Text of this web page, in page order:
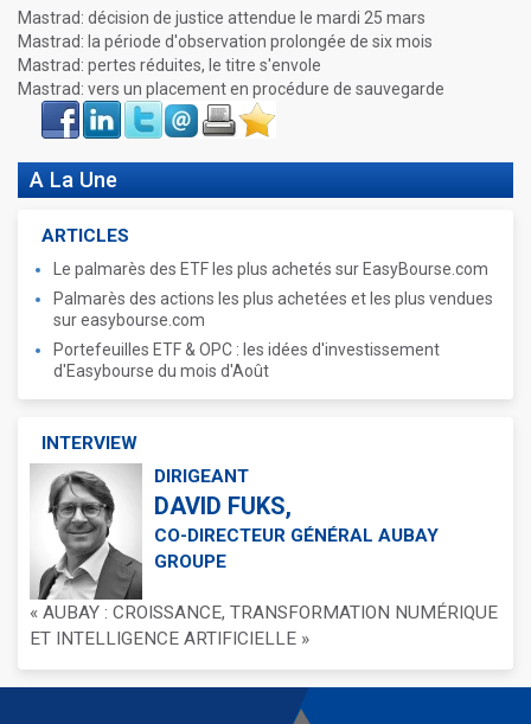
Mastrad: décision de justice attendue le mardi 25 mars
Mastrad: la période d'observation prolongée de six mois
Mastrad: pertes réduites, le titre s'envole
Mastrad: vers un placement en procédure de sauvegarde
Face
book
LinkIn Twitter Envoyer ImprimerFavoris
A La Une
ARTICLES
Le palmarès des ETF les plus achetés sur EasyBourse.com
Palmarès des actions les plus achetées et les plus vendues
sur easybourse.com
Portefeuilles ETF & OPC : les idées d'investissement
d'Easybourse du mois d'Août
INTERVIEW
DIRIGEANT
DAVID FUKS,
CO-DIRECTEUR GÉNÉRAL AUBAY
GROUPE
« AUBAY : CROISSANCE, TRANSFORMATION NUMÉRIQUE
ET INTELLIGENCE ARTIFICIELLE »